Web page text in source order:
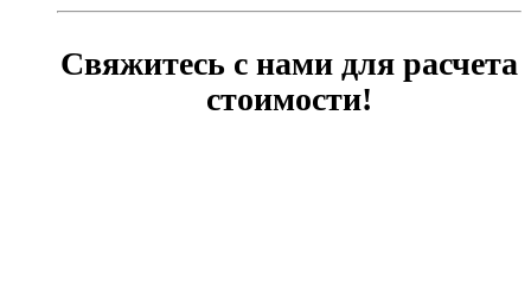
Свяжитесь с нами для расчета
стоимости!